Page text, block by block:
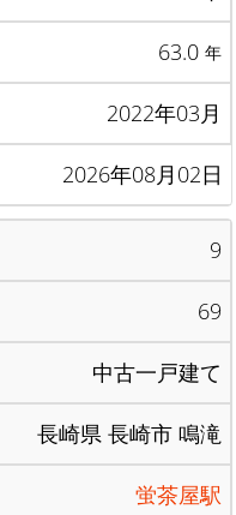
63.0 年
2022年03月
2026年08月02日
9
69
中古一戸建て
長崎県 長崎市 鳴滝
蛍茶屋駅